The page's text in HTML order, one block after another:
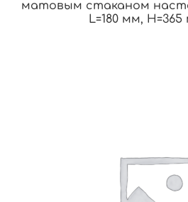
матовым стаканом
L=180 мм,